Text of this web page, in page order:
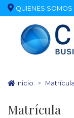
QUIENES SOMOS
Inicio Matrícula
Matrícula